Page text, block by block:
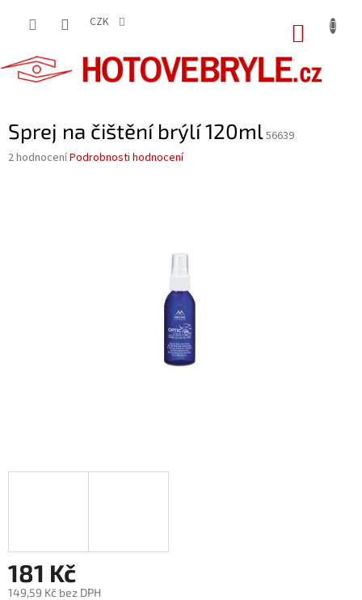
CZK
Sprej na čištění brýlí 120ml 56639
Průměrné
2 hodnoceníPodrobnosti hodnocení
181 Kč
149,59 Kč bez DPH